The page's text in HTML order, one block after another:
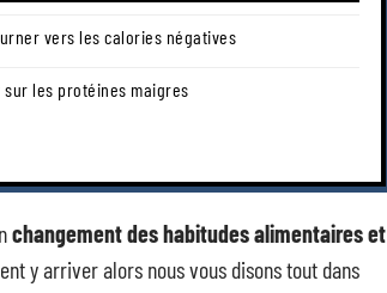
vers les calories négatives
sur les protéines maigres
changement des habitudes alimentaires et
y arriver alors nous vous disons tout dans